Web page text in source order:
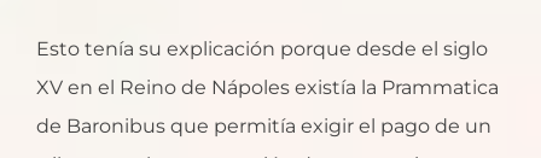
Esto tenía su explicación porque desde el siglo
XV en el Reino de Nápoles existía la Prammatica
de Baronibus que permitía exigir el pago de un